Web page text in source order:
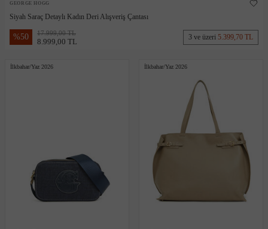
GEORGE HOGG
Siyah Saraç Detaylı Kadın Deri Alışveriş Çantası
%50 17.999,00 TL
8.999,00 TL 3 ve üzeri 5.399,70 TL
İlkbahar/Yaz 2026 İlkbahar/Yaz 2026